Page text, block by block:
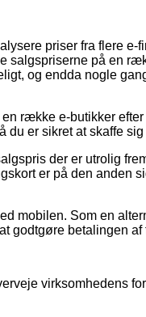
priser fra flere e-
salgspriserne på en
og endda nogle
række e-butikker efter
er sikret at skaffe
der er utrolig
er på den anden
mobilen. Som en
godtgøre betalingen af
virksomhedens